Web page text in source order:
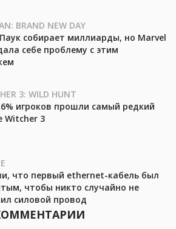
BRAND NEW DAY
собирает миллиарды, но Marvel
себе проблему с этим
3: WILD HUNT
игроков прошли самый редкий
Witcher 3
что первый ethernet-кабель был
чтобы никто случайно не
силовой провод